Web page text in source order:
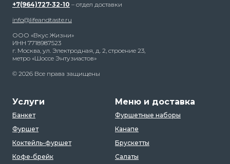
+7(964)727-32-10 – отдел доставки
info@lifeandtaste.ru
ООО «Вкус Жизни»
ИНН 7718987523
г. Москва, ул. Электродная, д. 2, строение 23,
метро «Шоссе Энтузиастов»
© 2026 Все права защищены
Услуги
Банкет
Фуршет
Коктейль-фуршет
Кофе-брейк
Меню и доставка
Фуршетные наборы
Канапе
Брускетты
Салаты